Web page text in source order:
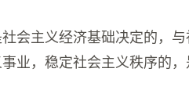
会主义经济基础决定的，
业，稳定社会主义秩序的